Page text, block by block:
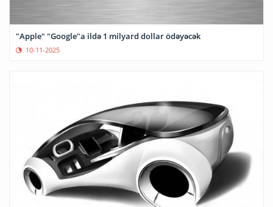
"Apple" "Google"a ildə 1 milyard dollar ödəyəcək
10-11-2025